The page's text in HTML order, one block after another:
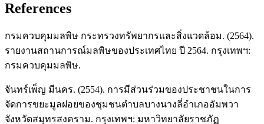
References
กรมควบคุมมลพิษ กระทรวงทรัพยากรและสิ่งแวดล้อม. (2564).
รายงานสถานการณ์มลพิษของประเทศไทย ปี 2564. กรุงเทพฯ:
กรมควบคุมมลพิษ.
จันทร์เพ็ญ มีนคร. (2554). การมีส่วนร่วมของประชาชนในการ
จัดการขยะมูลฝอยของชุมชนตําบลบางนางลี่อําเภออัมพวา
จังหวัดสมุทรสงคราม. กรุงเทพฯ: มหาวิทยาลัยราชภัฏ